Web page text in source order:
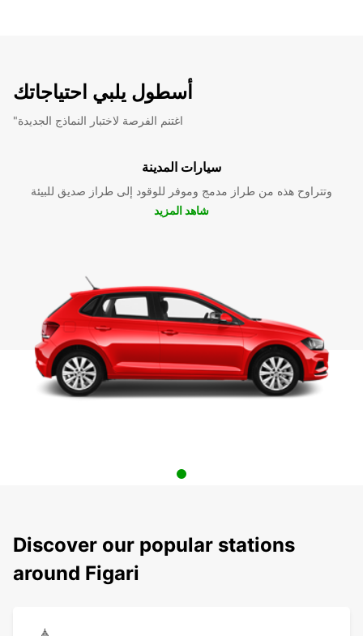
أسطول يلبي احتياجاتك
"اغتنم الفرصة لاختبار النماذج الجديدة
سيارات المدينة
وتتراوح هذه من طراز مدمج وموفر للوقود إلى طراز صديق للبيئة
شاهد المزيد
Discover our popular stations
around Figari